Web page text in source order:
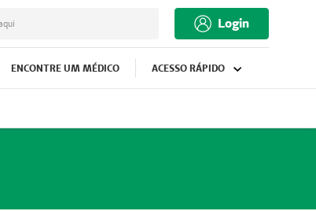
Login
ENCONTRE UM MÉDICO ACESSO RÁPIDO